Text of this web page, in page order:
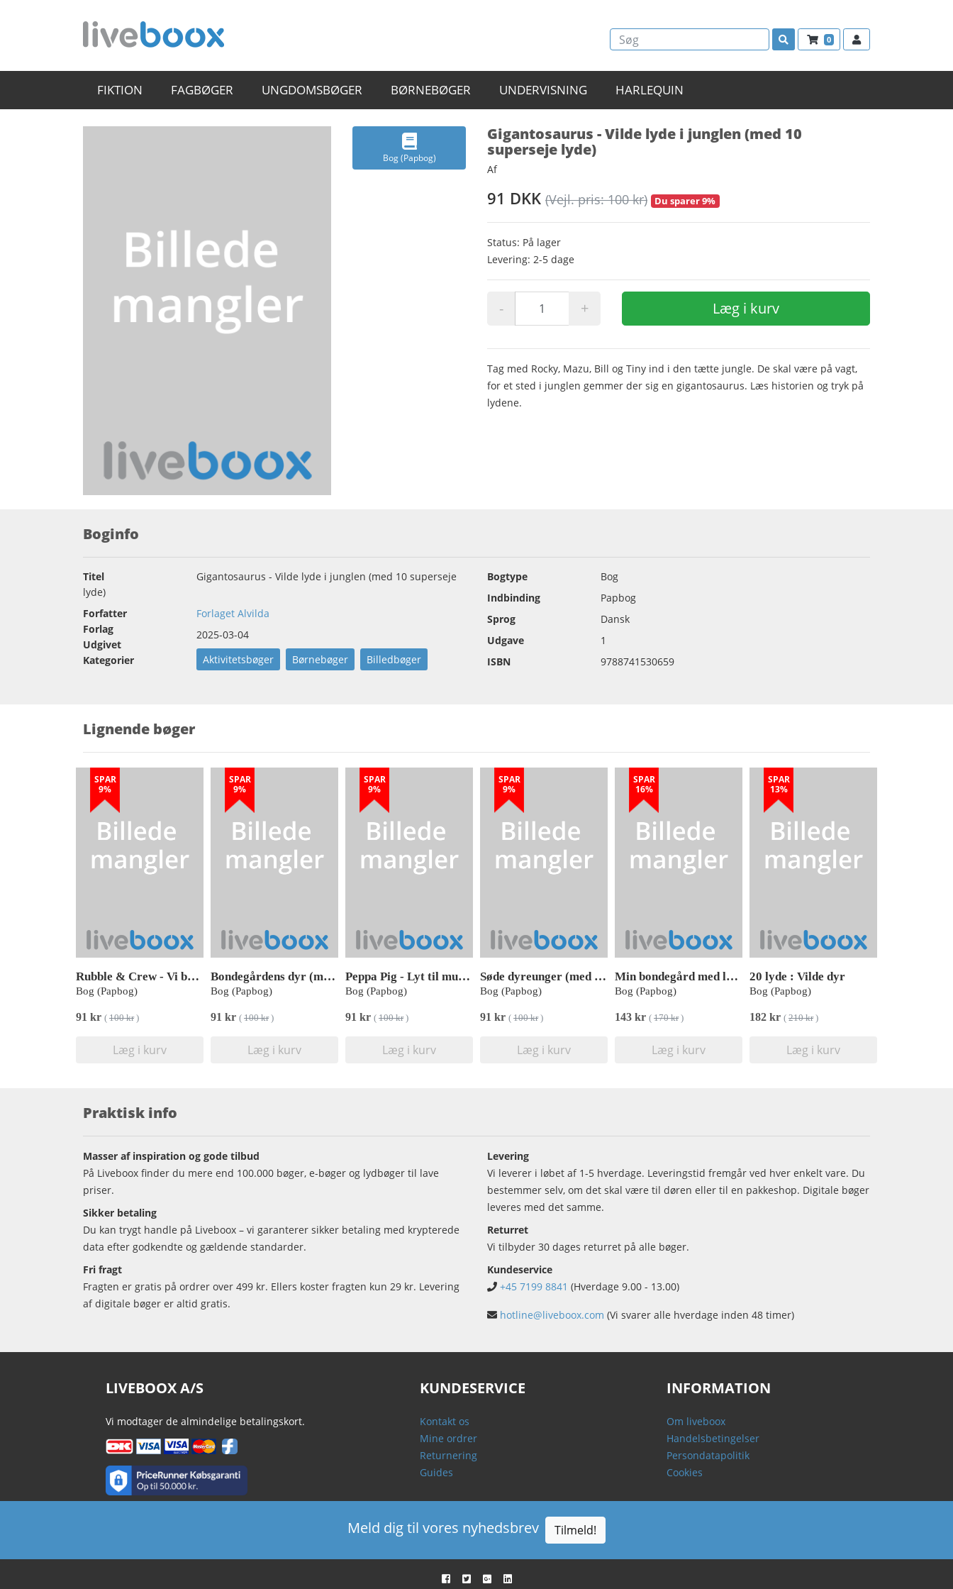
0
FIKTION FAGBØGER UNGDOMSBØGER BØRNEBØGER UNDERVISNING HARLEQUIN
Bog (Papbog)
Gigantosaurus - Vilde lyde i junglen (med 10
superseje lyde)
Af
91 DKK (Vejl. pris: 100 kr) Du sparer 9%
Status: På lager
Levering: 2-5 dage
- + Læg i kurv
Tag med Rocky, Mazu, Bill og Tiny ind i den tætte jungle. De skal være på vagt,
for et sted i junglen gemmer der sig en gigantosaurus. Læs historien og tryk på
lydene.
Boginfo
Titel
Gigantosaurus - Vilde lyde i junglen (med 10 superseje
lyde)
Forfatter
Forlag
Forlaget Alvilda
Udgivet
2025-03-04
Kategorier
Aktivitetsbøger Børnebøger Billedbøger
Bogtype
Bog
Indbinding
Papbog
Sprog
Dansk
Udgave
1
ISBN
9788741530659
Lignende bøger
SPAR
9%
Rubble & Crew - Vi bygger sammen! (med 10 superseje lyde)
Bog (Papbog)
91 kr ( 100 kr)
Læg i kurv
SPAR
9%
Bondegårdens dyr (med 10 lyde)
Bog (Papbog)
91 kr ( 100 kr)
Læg i kurv
SPAR
9%
Peppa Pig - Lyt til musikken med Gurli Gris (med 10 supersøde lyde)
Bog (Papbog)
91 kr ( 100 kr)
Læg i kurv
SPAR
9%
Søde dyreunger (med 10 lyde)
Bog (Papbog)
91 kr ( 100 kr)
Læg i kurv
SPAR
16%
Min bondegård med lyd (med 10 supersøde lyde)
Bog (Papbog)
143 kr ( 170 kr)
Læg i kurv
SPAR
13%
20 lyde : Vilde dyr
Bog (Papbog)
182 kr ( 210 kr)
Læg i kurv
Praktisk info
Masser af inspiration og gode tilbud
På Liveboox finder du mere end 100.000 bøger, e-bøger og lydbøger til lave
priser.
Sikker betaling
Du kan trygt handle på Liveboox – vi garanterer sikker betaling med krypterede
data efter godkendte og gældende standarder.
Fri fragt
Fragten er gratis på ordrer over 499 kr. Ellers koster fragten kun 29 kr. Levering
af digitale bøger er altid gratis.
Levering
Vi leverer i løbet af 1-5 hverdage. Leveringstid fremgår ved hver enkelt vare. Du
bestemmer selv, om det skal være til døren eller til en pakkeshop. Digitale bøger
leveres med det samme.
Returret
Vi tilbyder 30 dages returret på alle bøger.
Kundeservice
+45 7199 8841 (Hverdage 9.00 - 13.00)
hotline@liveboox.com (Vi svarer alle hverdage inden 48 timer)
LIVEBOOX A/S
Vi modtager de almindelige betalingskort.
KUNDESERVICE
Kontakt os
Mine ordrer
Returnering
Guides
INFORMATION
Om liveboox
Handelsbetingelser
Persondatapolitik
Cookies
Meld dig til vores nyhedsbrev Tilmeld!